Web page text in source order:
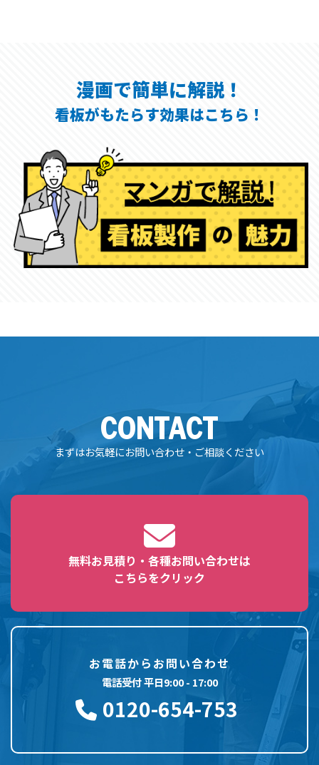
漫画で簡単に解説！
看板がもたらす効果はこちら！
CONTACT
まずはお気軽にお問い合わせ・ご相談ください
無料お見積り・各種お問い合わせは
こちらをクリック
お電話からお問い合わせ
電話受付 平日9:00 - 17:00
0120-654-753